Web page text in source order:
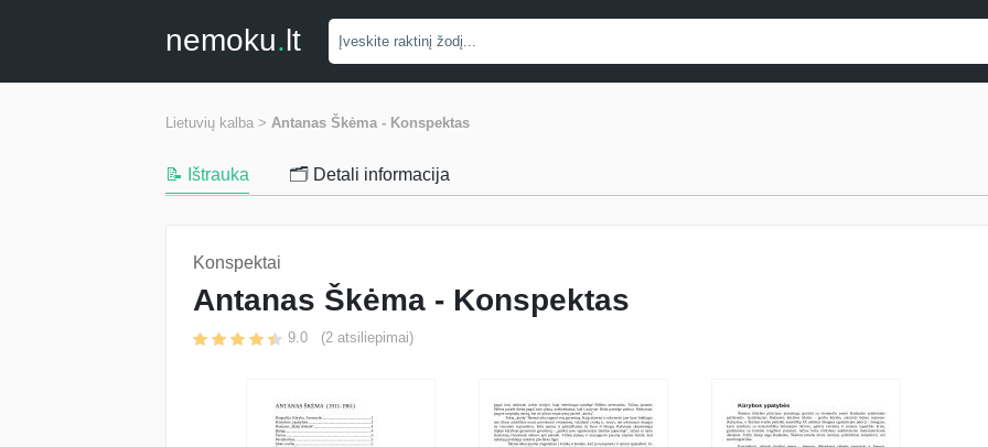
nemoku.lt
Lietuvių kalba > Antanas Škėma - Konspektas
📝 Ištrauka 🗂️ Detali informacija
Konspektai
Antanas Škėma - Konspektas
9.0 (2 atsiliepimai)